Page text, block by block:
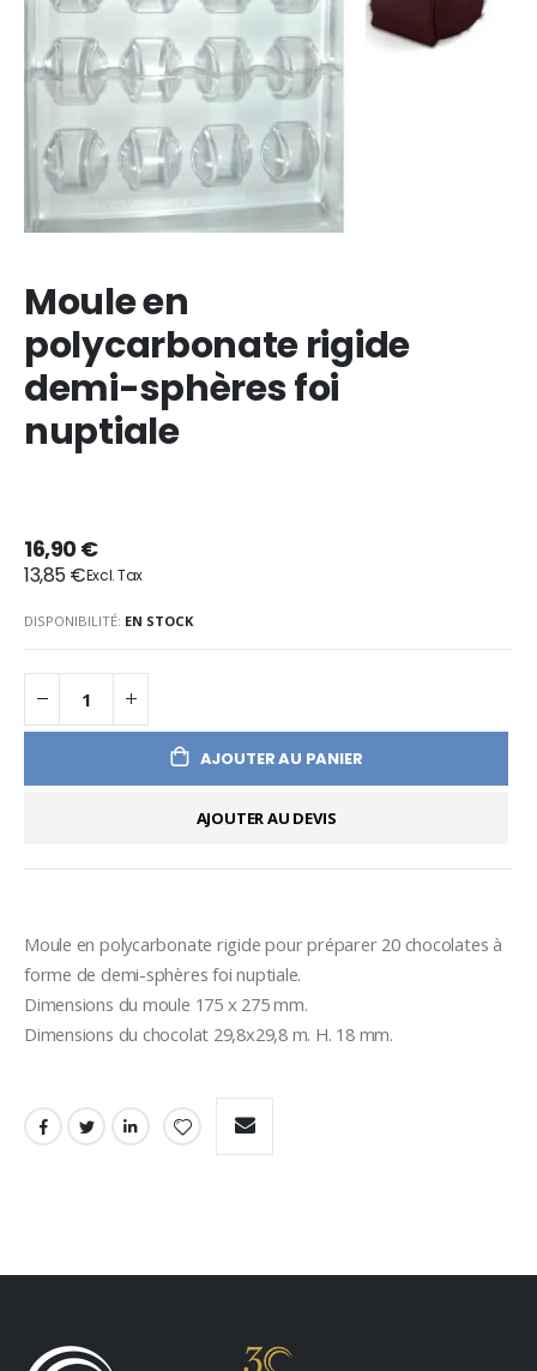
Moule en
polycarbonate rigide
demi-sphères foi
nuptiale
16,90 €
13,85 €
DISPONIBILITÉ: EN STOCK
AJOUTER AU PANIER
AJOUTER AU DEVIS
Moule en polycarbonate rigide pour préparer 20 chocolates à
forme de demi-sphères foi nuptiale.
Dimensions du moule 175 x 275 mm.
Dimensions du chocolat 29,8x29,8 m. H. 18 mm.